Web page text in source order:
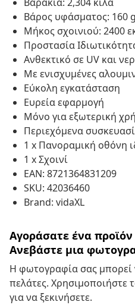
Βάρος υφάσματος: 160
Μήκος σχοινιού: 2400
Προστασία
Ανθεκτικό σε UV και
Με ενισχυμένες
Εύκολη εγκατάσταση
Ευρεία εφαρμογή
Μόνο για εξωτερική
Περιεχόμενα
1 x Πανοραμική οθόνη
1 x Σχοινί
EAN: 8721364831209
SKU: 42036460
Brand: vidaXL
Αγοράσατε ένα
Ανεβάστε μια
Η φωτογραφία σας μπορεί
πελάτες.
για να ξεκινήσετε.